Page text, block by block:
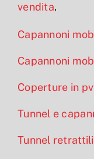
vendita.
Capannoni
Capannoni
Coperture in
Tunnel e
Tunnel retrattili